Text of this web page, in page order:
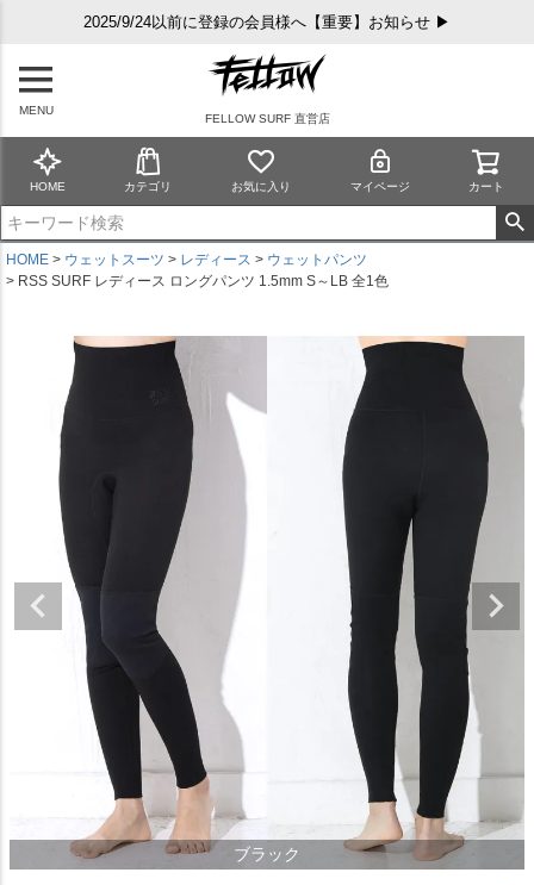
2025/9/24以前に登録の会員様へ【重要】お知らせ ▶
MENU
FELLOW SURF 直営店
HOME カテゴリ お気に入り マイページ カート
HOME ウェットスーツ レディース
ウェットパンツ
RSS SURF レディース ロングパンツ 1.5mm S～LB 全1色
ブラック